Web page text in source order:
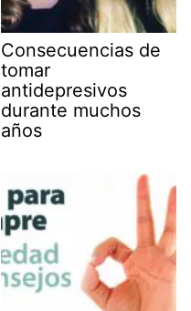
Consecuencias de
tomar
antidepresivos
durante muchos
años